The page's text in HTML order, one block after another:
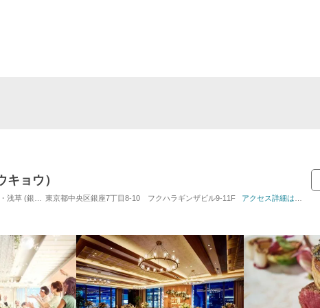
ョウ）
ゲストハウス 対応人数: 着席：2名 ～ 128名 挙式スタイル: 教会式(キ
東京都中央区銀座7丁目8-10 フクハラギンザビル9-11F アクセス詳細はこちら